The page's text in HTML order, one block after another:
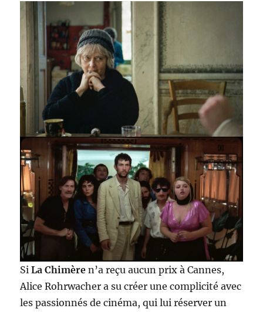
SiLa Chimère n’a reçu aucun prix à Cannes,
Alice Rohrwacher a su créer une complicité avec
les passionnés de cinéma, qui lui réserver un